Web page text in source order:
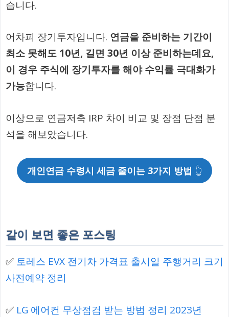
습니다.
어차피 장기투자입니다. 연금을 준비하는 기간이
최소 못해도 10년, 길면 30년 이상 준비하는데요,
이 경우 주식에 장기투자를 해야 수익률 극대화가
가능합니다.
이상으로 연금저축 IRP 차이 비교 및 장점 단점 분
석을 해보았습니다.
개인연금 수령시 세금 줄이는 3가지 방법 👆
같이 보면 좋은 포스팅
✅ 토레스 EVX 전기차 가격표 출시일 주행거리 크기
사전예약 정리
✅ LG 에어컨 무상점검 받는 방법 정리 2023년